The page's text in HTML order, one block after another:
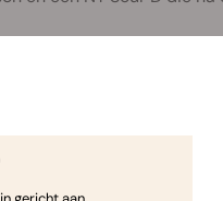
Auto en Gaia F1